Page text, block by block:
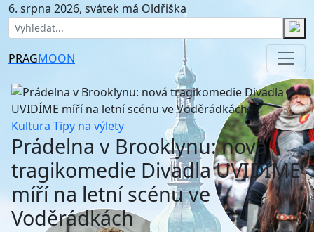
6. srpna 2026, svátek má Oldřiška
PRAGMOON
Kultura Tipy na výlety
Prádelna v Brooklynu: nová
tragikomedie Divadla UVIDÍME
míří na letní scénu ve
Voděrádkách